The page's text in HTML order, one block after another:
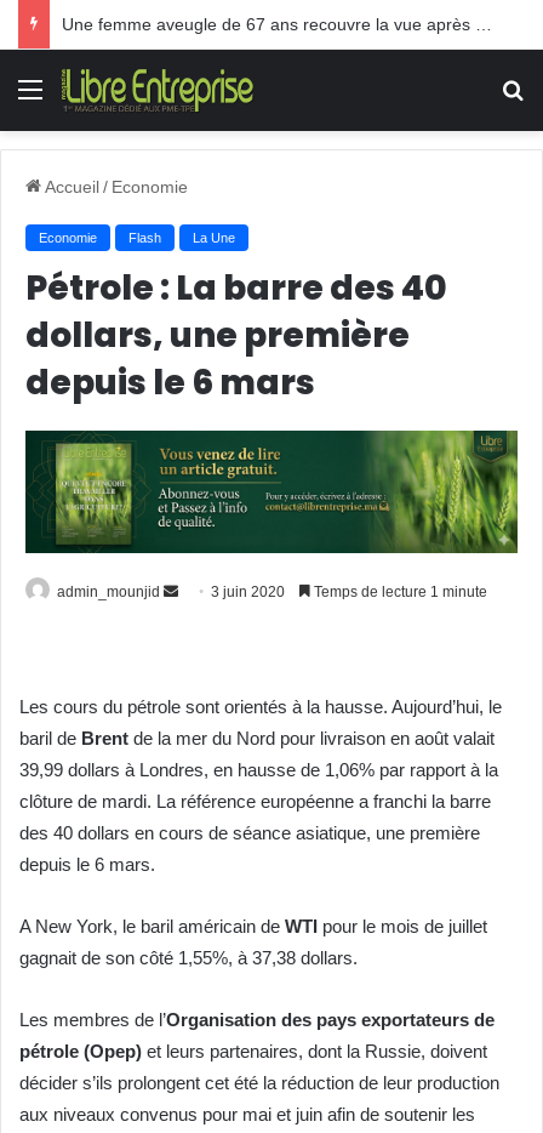
Menu
Accueil/ Economie
Economie Flash La Une
Pétrole : La barre des 40
dollars, une première
depuis le 6 mars
admin_mounjid
y
e
r
u
r
e
l
3 juin 2020 Temps de lecture 1 minute
Les cours du pétrole sont orientés à la hausse. Aujourd’hui, le
baril de Brent de la mer du Nord pour livraison en août valait
39,99 dollars à Londres, en hausse de 1,06% par rapport à la
clôture de mardi. La référence européenne a franchi la barre
des 40 dollars en cours de séance asiatique, une première
depuis le 6 mars.
A New York, le baril américain de WTI pour le mois de juillet
gagnait de son côté 1,55%, à 37,38 dollars.
Les membres de l’Organisation des pays exportateurs de
pétrole (Opep) et leurs partenaires, dont la Russie, doivent
décider s’ils prolongent cet été la réduction de leur production
aux niveaux convenus pour mai et juin afin de soutenir les